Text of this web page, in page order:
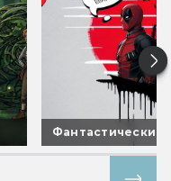
Фантастические